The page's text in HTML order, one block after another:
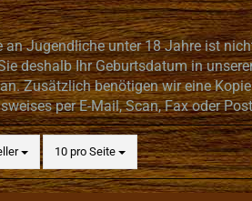
an Jugendliche unter 18 Jahre ist
deshalb Ihr Geburtsdatum in
Zusätzlich benötigen wir eine
per E-Mail, Scan, Fax oder
10 pro Seite
pro Seite